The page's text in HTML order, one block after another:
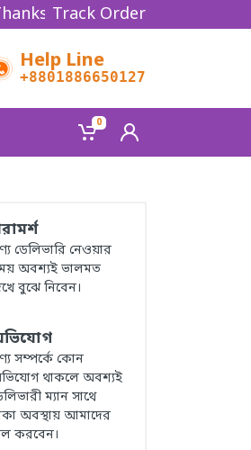
shopping!Track Order
Help Line
+8801886650127
0
ডেলিভারি নেওয়ার
অবশ্যই ভালমত
বুঝে নিবেন।
সম্পর্কে কোন
থাকলে অবশ্যই
ম্যান সাথে
অবস্থায় আমাদের
করবেন।